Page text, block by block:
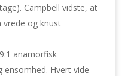
Campbell vidste, at
vrede og knust
anamorfisk
ensomhed. Hvert vide